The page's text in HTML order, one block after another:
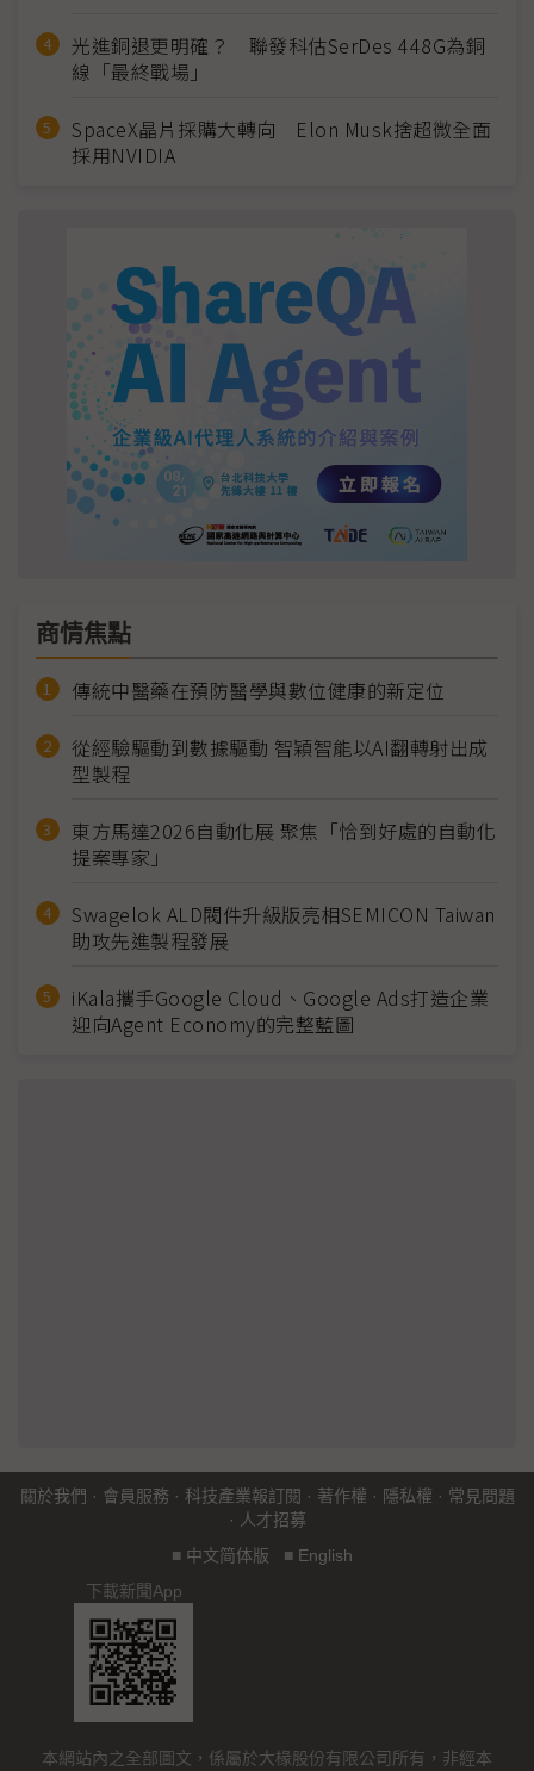
光進銅退更明確？ 聯發科估SerDes 448G為銅
線「最終戰場」
SpaceX晶片採購大轉向 Elon Musk捨超微全面
採用NVIDIA
商情焦點
傳統中醫藥在預防醫學與數位健康的新定位
從經驗驅動到數據驅動 智穎智能以AI翻轉射出成
型製程
東方馬達2026自動化展 聚焦「恰到好處的自動化
提案專家」
Swagelok ALD閥件升級版亮相SEMICON Taiwan
助攻先進製程發展
iKala攜手Google Cloud、Google Ads打造企業
迎向Agent Economy的完整藍圖
關於我們 · 會員服務 · 科技產業報訂閱 · 著作權 · 隱私權 · 常見問題
· 人才招募
■ 中文简体版 ■ English
下載新聞App
本網站內之全部圖文，係屬於大椽股份有限公司所有，非經本